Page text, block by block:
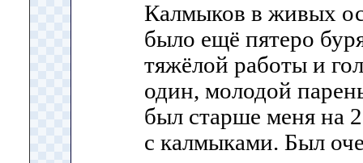
Калмыков в живых
было ещё пятеро
тяжёлой работы и
один, молодой
был старше меня на
с калмыками. Был